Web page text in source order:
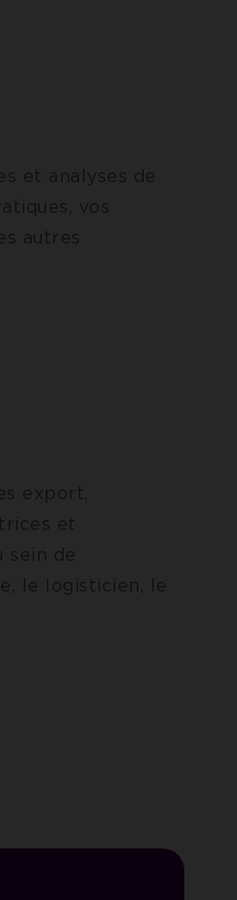
et analyses de
vos
autres
export,
et
de
le logisticien, le